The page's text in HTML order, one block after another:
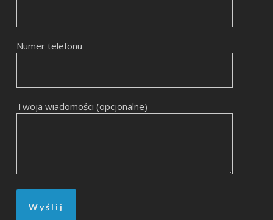
Numer telefonu
Twoja wiadomości (opcjonalne)